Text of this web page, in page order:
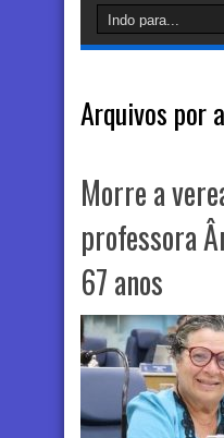
Arquivos por
Morre a
professora
67 anos